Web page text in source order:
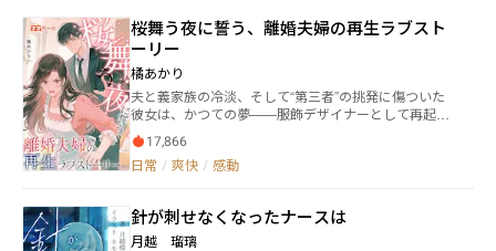
奈 商業科美容コース 宮城県 ・大仏 農業科畜産コ
ース 神奈川県 ・安芸 工業科建築コース 高知県
【３年 ⇒ OB】 ・寒河江真帆 農業科農産コー
ス 山形県［元マネージャー］ 【新１年生】 寿々代音
湖 商業科調理コース 福岡県 【先生】 ・赤江 山形
県［顧問］
桜舞う夜に誓う、離婚夫婦の再生ラブスト
ーリー
橘あかり
夫と義家族の冷淡、そして“第三者”の挑発に傷ついた
彼女は、かつての夢——服飾デザイナーとして再起を
誓う。手縫いの一針からブランド〈MIO〉を立ち上
げ、雑誌掲載とコンテスト受賞を経てパリ・コレの招
待を獲得。母として子の心を取り戻し、女としても自
17,866
日常 / 爽快 / 感動
針が刺せなくなったナースは
月越 瑠璃